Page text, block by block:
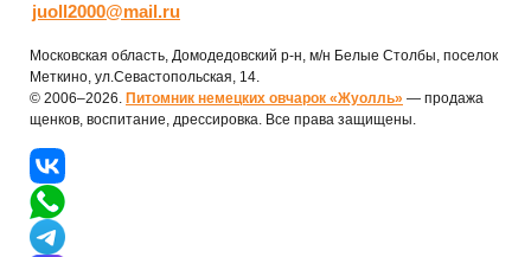
juoll2000@mail.ru
Московская область, Домодедовский р-н, м/н Белые Столбы, поселок
Меткино, ул.Севастопольская, 14.
© 2006–2026. Питомник немецких овчарок «Жуолль» — продажа
щенков, воспитание, дрессировка. Все права защищены.